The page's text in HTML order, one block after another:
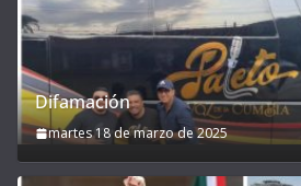
Difamación
martes 18 de marzo de 2025